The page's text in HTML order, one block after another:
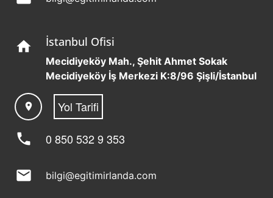
home İstanbul Ofisi
Mecidiyeköy Mah., Şehit Ahmet Sokak
Mecidiyeköy İş Merkezi K:8/96 Şişli/İstanbul
location_on Yol Tarifi
phone 0 850 532 9 353
mail bilgi@egitimirlanda.com